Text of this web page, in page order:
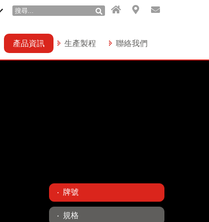
產品資訊 生產製程 聯絡我們
牌號
規格